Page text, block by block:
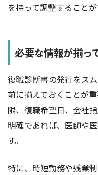
を持って調整することが
必要な情報が揃っ
復職診断書の発行をス
前に揃えておくことが
限、復職希望日、会社
明確であれば、医師や
す。
特に、時短勤務や残業